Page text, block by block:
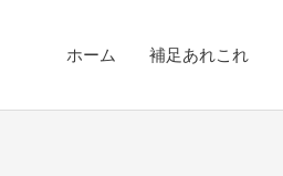
ホーム 補足あれこれ